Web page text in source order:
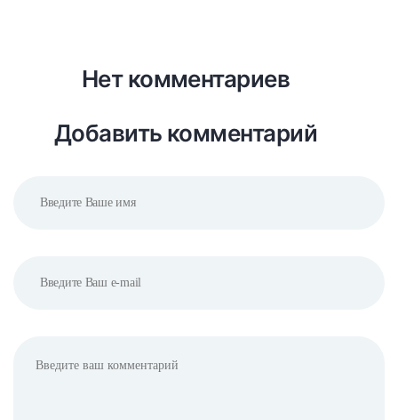
Нет комментариев
Добавить комментарий